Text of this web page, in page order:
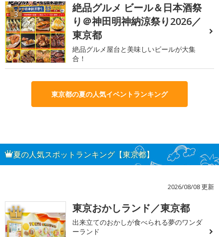
3
絶品グルメ ビール＆日本酒祭
り＠神田明神納涼祭り2026／
東京都
絶品グルメ屋台と美味しいビールが大集
合！
東京都の夏の人気イベントランキング
夏の人気スポットランキング【東京都】
2026/08/08 更新
1 東京おかしランド／東京都
出来立てのおかしが食べられる夢のワンダ
ーランド